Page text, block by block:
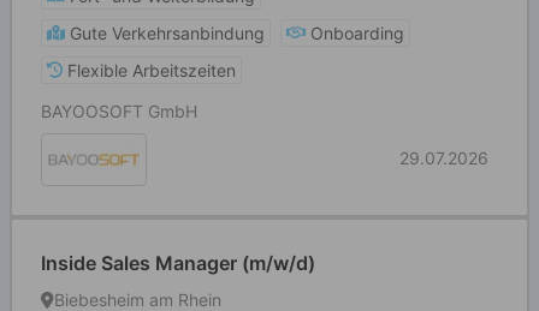
Gute Verkehrsanbindung
Onboarding
Flexible Arbeitszeiten
BAYOOSOFT GmbH
29.07.2026
Inside Sales Manager (m/w/d)
Biebesheim am Rhein